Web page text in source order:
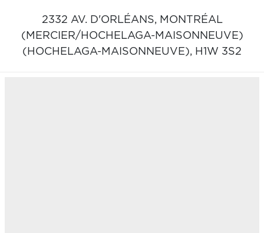
2332 AV. D'ORLÉANS, MONTRÉAL
(MERCIER/HOCHELAGA-MAISONNEUVE)
(HOCHELAGA-MAISONNEUVE), H1W 3S2